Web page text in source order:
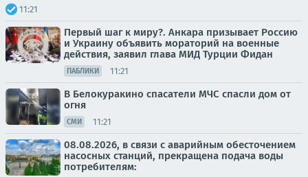
11:21
Первый шаг к миру?. Анкара призывает Россию
и Украину объявить мораторий на военные
действия, заявил глава МИД Турции Фидан
ПАБЛИКИ 11:21
В Белокуракино спасатели МЧС спасли дом от
огня
СМИ 11:21
08.08.2026, в связи с аварийным обесточением
насосных станций, прекращена подача воды
потребителям: